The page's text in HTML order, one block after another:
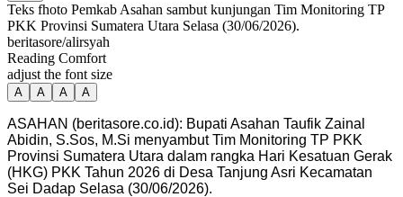
Teks fhoto Pemkab Asahan sambut kunjungan Tim Monitoring TP
PKK Provinsi Sumatera Utara Selasa (30/06/2026).
beritasore/alirsyah
Reading Comfort
adjust the font size
A A A A
ASAHAN (beritasore.co.id): Bupati Asahan Taufik Zainal
Abidin, S.Sos, M.Si menyambut Tim Monitoring TP PKK
Provinsi Sumatera Utara dalam rangka Hari Kesatuan Gerak
(HKG) PKK Tahun 2026 di Desa Tanjung Asri Kecamatan
Sei Dadap Selasa (30/06/2026).